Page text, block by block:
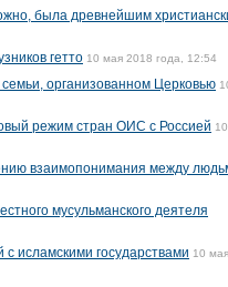
была древнейшим
гетто 10 мая 2018 года, 12:54
организованном Церковью
режим стран ОИС с Россией
взаимопонимания между
мусульманского деятеля
исламскими государствами 10